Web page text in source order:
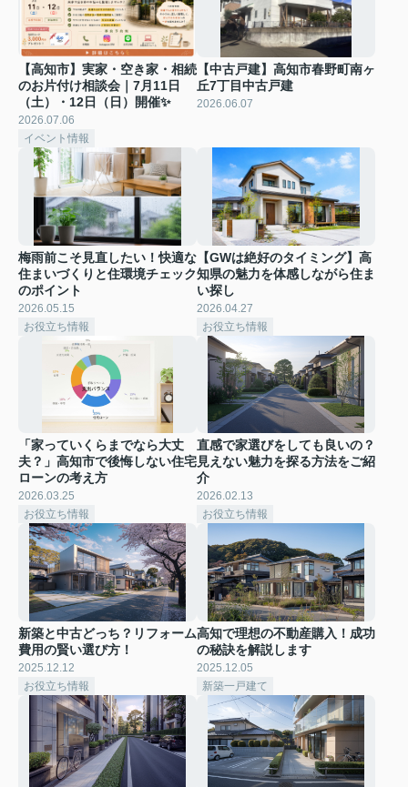
【高知市】実家・空き家・相続
のお片付け相談会｜7月11日
（土）・12日（日）開催✨
2026.07.06
イベント情報
【中古戸建】高知市春野町南ヶ
丘7丁目中古戸建
2026.06.07
梅雨前こそ見直したい！快適な
住まいづくりと住環境チェック
のポイント
2026.05.15
お役立ち情報
【GWは絶好のタイミング】高
知県の魅力を体感しながら住ま
い探し
2026.04.27
お役立ち情報
「家っていくらまでなら大丈
夫？」高知市で後悔しない住宅
ローンの考え方
2026.03.25
お役立ち情報
直感で家選びをしても良いの？
見えない魅力を探る方法をご紹
介
2026.02.13
お役立ち情報
新築と中古どっち？リフォーム
費用の賢い選び方！
2025.12.12
お役立ち情報
高知で理想の不動産購入！成功
の秘訣を解説します
2025.12.05
新築一戸建て